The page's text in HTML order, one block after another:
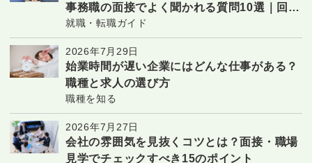
事務職の面接でよく聞かれる質問10選｜回答
例と受かるコツ
就職・転職ガイド
2026年7月29日
始業時間が遅い企業にはどんな仕事がある？
職種と求人の選び方
職種を知る
2026年7月27日
会社の雰囲気を見抜くコツとは？面接・職場
見学でチェックすべき15のポイント